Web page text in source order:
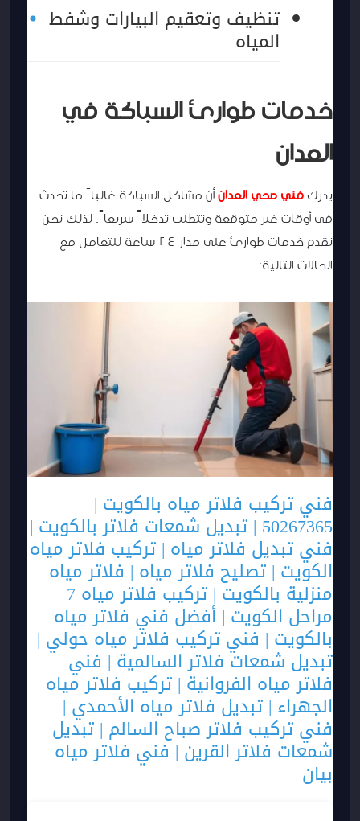
تنظيف وتعقيم البيارات وشفط
المياه
خدمات طوارئ السباكة في
العدان
يدركفني صحي العدانأن مشاكل السباكة غالباً ما تحدث
في أوقات غير متوقعة وتتطلب تدخلاً سريعاً. لذلك نحن
نقدم خدمات طوارئ على مدار 24 ساعة للتعامل مع
الحالات التالية:
فني تركيب فلاتر مياه بالكويت |
50267365 | تبديل شمعات فلاتر بالكويت |
فني تبديل فلاتر مياه | تركيب فلاتر مياه
الكويت | تصليح فلاتر مياه | فلاتر مياه
منزلية بالكويت | تركيب فلاتر مياه 7
مراحل الكويت | أفضل فني فلاتر مياه
بالكويت | فني تركيب فلاتر مياه حولي |
تبديل شمعات فلاتر السالمية | فني
فلاتر مياه الفروانية | تركيب فلاتر مياه
الجهراء | تبديل فلاتر مياه الأحمدي |
فني تركيب فلاتر صباح السالم | تبديل
شمعات فلاتر القرين | فني فلاتر مياه
بيان